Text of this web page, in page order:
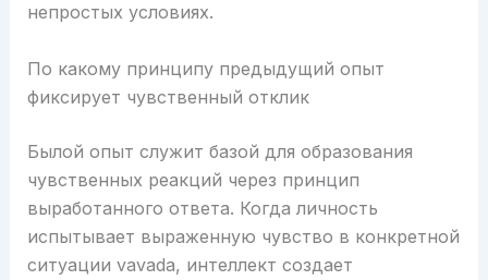
непростых условиях.
По какому принципу предыдущий опыт
фиксирует чувственный отклик
Былой опыт служит базой для образования
чувственных реакций через принцип
выработанного ответа. Когда личность
испытывает выраженную чувство в конкретной
ситуации vavada, интеллект создает